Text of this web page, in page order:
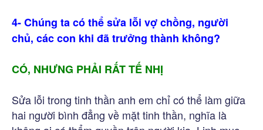
4- Chúng ta có thể sửa lỗi vợ chồng, người
chủ, các con khi đã trưởng thành không?
CÓ, NHƯNG PHẢI RẤT TẾ NHỊ
Sửa lỗi trong tinh thần anh em chỉ có thể làm giữa
hai người bình đẳng về mặt tinh thần, nghĩa là